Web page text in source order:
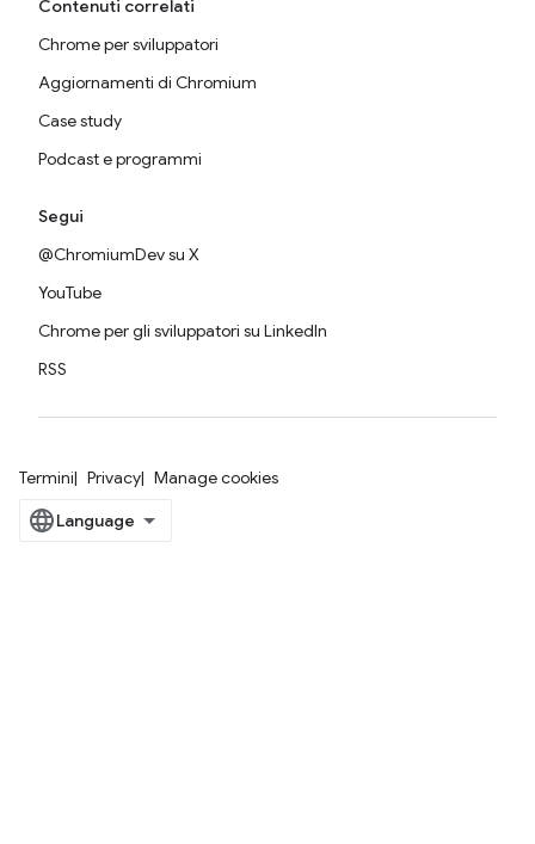
Contenuti correlati
Chrome per sviluppatori
Aggiornamenti di Chromium
Case study
Podcast e programmi
Segui
@ChromiumDev su X
YouTube
Chrome per gli sviluppatori su LinkedIn
RSS
Termini Privacy Manage cookies